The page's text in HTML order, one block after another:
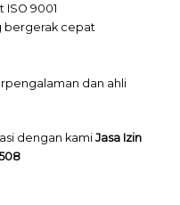
9001
bergerak cepat
dan ahli
dengan kamiJasa Izin